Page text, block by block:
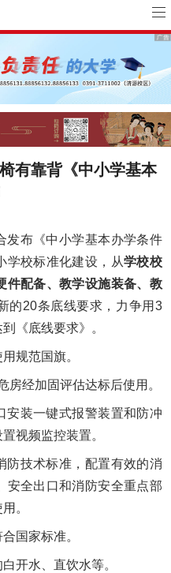
有靠背《中小学基本
发布《中小学基本办学条件
学校标准化建设，从学校校
件配备、教学设施装备、教
的20条底线要求，力争用3
《底线要求》。
规范国旗。
房经加固评估达标后使用。
安装一键式报警装置和防冲
视频监控装置。
防技术标准，配置有效的消
安全出口和消防安全重点部
。
国家标准。
开水、直饮水等。